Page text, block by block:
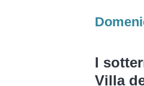
I
Villa